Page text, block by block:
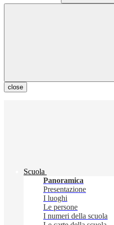
close
Scuola
Panoramica
Presentazione
I luoghi
Le persone
I numeri della scuola